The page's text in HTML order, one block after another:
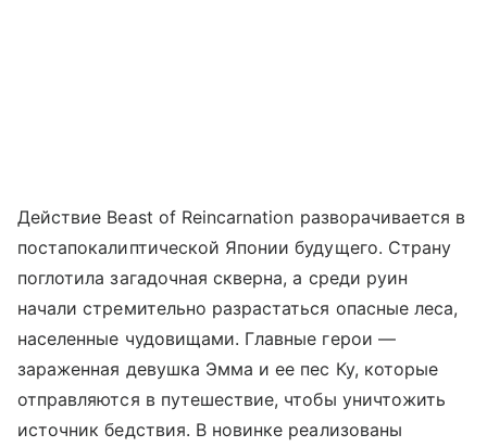
Действие Beast of Reincarnation разворачивается в
постапокалиптической Японии будущего. Страну
поглотила загадочная скверна, а среди руин
начали стремительно разрастаться опасные леса,
населенные чудовищами. Главные герои —
зараженная девушка Эмма и ее пес Ку, которые
отправляются в путешествие, чтобы уничтожить
источник бедствия. В новинке реализованы